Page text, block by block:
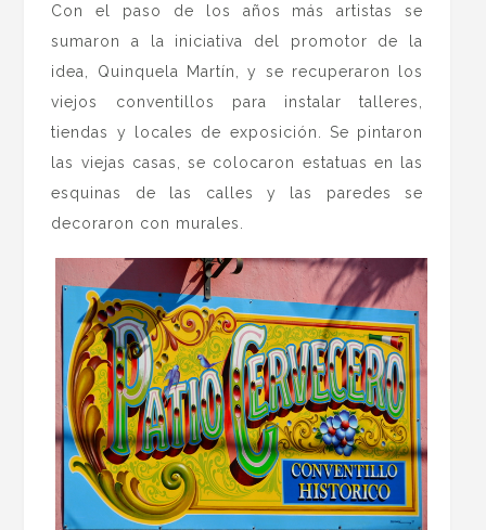
Con el paso de los años más artistas se
sumaron a la iniciativa del promotor de la
idea, Quinquela Martín, y se recuperaron los
viejos conventillos para instalar talleres,
tiendas y locales de exposición. Se pintaron
las viejas casas, se colocaron estatuas en las
esquinas de las calles y las paredes se
decoraron con murales.